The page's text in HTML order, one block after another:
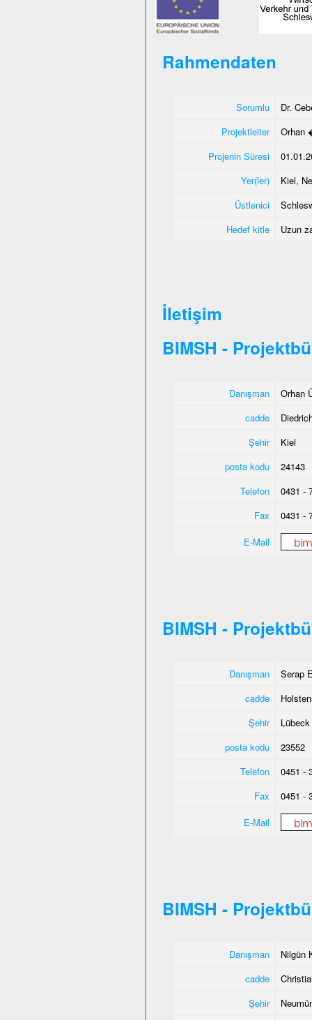
Rahmendaten
Sorumlu
Dr.
Projektleiter
Orhan
Projenin Süresi
Yer(ler)
Kiel,
Üstlenici
Hedef kitle
Uzun
İletişim
BIMSH -
Danışman
Orhan
cadde
Şehir
Kiel
posta kodu
24143
Telefon
0431 -
Fax
0431 -
E-Mail
BIMSH -
Danışman
Serap
cadde
Şehir
Lübeck
posta kodu
23552
Telefon
0451 -
Fax
0451 -
E-Mail
BIMSH -
Danışman
Nilgün
cadde
Şehir